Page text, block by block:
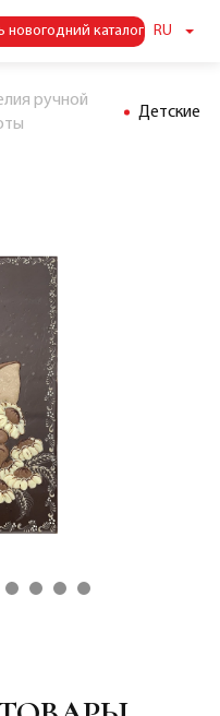
новогодний каталог RU
ручной
Детские